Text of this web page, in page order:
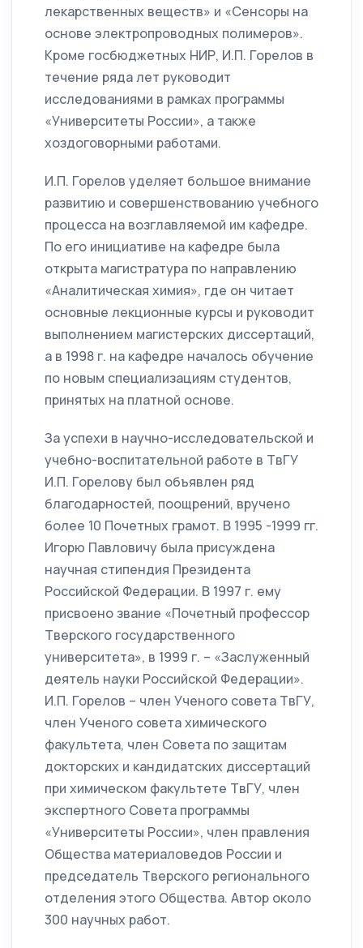
лекарственных веществ» и «Сенсоры на
основе электропроводных полимеров».
Кроме госбюджетных НИР, И.П. Горелов в
течение ряда лет руководит
исследованиями в рамках программы
«Университеты России», а также
хоздоговорными работами.
И.П. Горелов уделяет большое внимание
развитию и совершенствованию учебного
процесса на возглавляемой им кафедре.
По его инициативе на кафедре была
открыта магистратура по направлению
«Аналитическая химия», где он читает
основные лекционные курсы и руководит
выполнением магистерских диссертаций,
а в 1998 г. на кафедре началось обучение
по новым специализациям студентов,
принятых на платной основе.
За успехи в научно-исследовательской и
учебно-воспитательной работе в ТвГУ
И.П. Горелову был объявлен ряд
благодарностей, поощрений, вручено
более 10 Почетных грамот. В 1995 -1999 гг.
Игорю Павловичу была присуждена
научная стипендия Президента
Российской Федерации. В 1997 г. ему
присвоено звание «Почетный профессор
Тверского государственного
университета», в 1999 г. – «Заслуженный
деятель науки Российской Федерации».
И.П. Горелов – член Ученого совета ТвГУ,
член Ученого совета химического
факультета, член Совета по защитам
докторских и кандидатских диссертаций
при химическом факультете ТвГУ, член
экспертного Совета программы
«Университеты России», член правления
Общества материаловедов России и
председатель Тверского регионального
отделения этого Общества. Автор около
300 научных работ.